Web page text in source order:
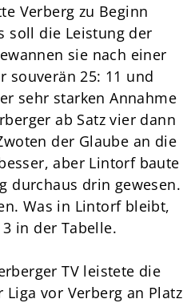
Verberg zu Beginn
soll die Leistung der
sie nach einer
souverän 25: 11 und
sehr starken Annahme
ab Satz vier dann
der Glaube an die
aber Lintorf baute
durchaus drin gewesen.
Was in Lintorf bleibt,
in der Tabelle.
TV leistete die
vor Verberg an Platz